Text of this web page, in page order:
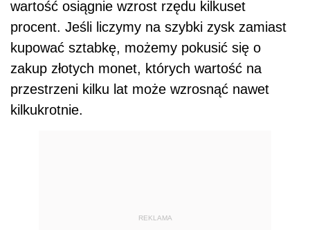
wartość osiągnie wzrost rzędu kilkuset
procent. Jeśli liczymy na szybki zysk zamiast
kupować sztabkę, możemy pokusić się o
zakup złotych monet, których wartość na
przestrzeni kilku lat może wzrosnąć nawet
kilkukrotnie.
REKLAMA